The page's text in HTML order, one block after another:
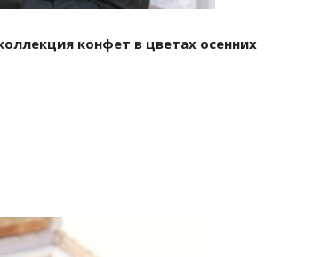
конфет в цветах осенних